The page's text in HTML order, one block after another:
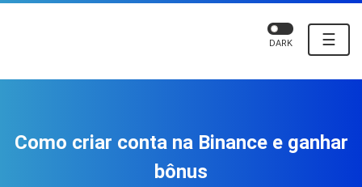
☰
DARK
Como criar conta na Binance e ganhar
bônus